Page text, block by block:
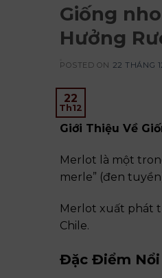
Giống
Hưởng
POSTED ON 22 THÁNG
22
Th12
Giới Thiệu Về
Merlot là một
merle” (đen
Merlot xuất phát
Chile.
Đặc Điểm Nổi